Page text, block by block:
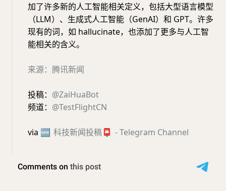
加了许多新的人工智能相关定义，包括大型语言模型
（LLM）、生成式人工智能（GenAI）和 GPT。许多
现有的词，如 hallucinate，也添加了更多与人工智
能相关的含义。
来源：腾讯新闻
投稿： @ZaiHuaBot
频道： @TestFlightCN
via 🆕 科技新闻投稿📮 - Telegram Channel